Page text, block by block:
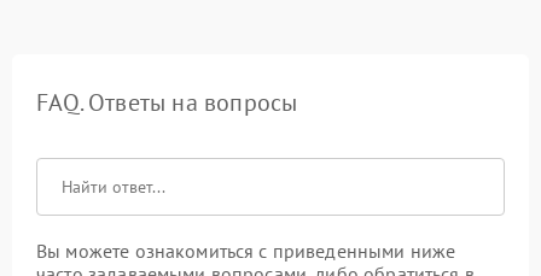
FAQ. Ответы на вопросы
Вы можете ознакомиться с приведенными ниже